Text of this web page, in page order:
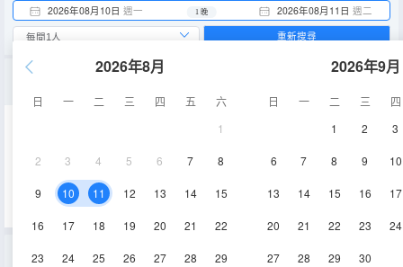
2026年08月10日 週一 2026年08月11日 週二
1 晚
2026年8月
日 一 二 三 四 五
六
1
2 3 4 5 6 7 8
9 10 11 12 13 14 15
16 17 18 19 20 21 22
23 24 25 26 27 28 29
2026年9月
日 一 二 三
四
1
2 3
6 7 8 9 10
13 14 15 16 17
20 21 22 23 24
27 28 29 30
重新搜尋
10-20㎡ 空調
標準間